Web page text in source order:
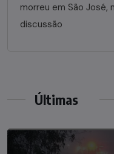
morreu em São José,
discussão
Últimas